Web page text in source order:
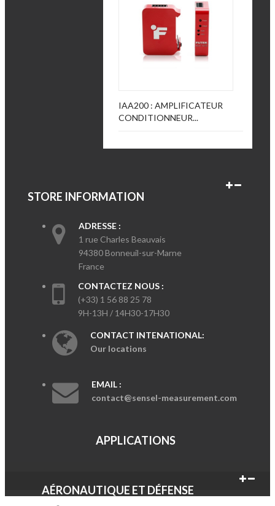
IAA200 : AMPLIFICATEUR
CONDITIONNEUR...
STORE INFORMATION
ADRESSE :
1 rue Charles Beauvais
94380 Bonneuil-sur-Marne
France
CONTACTEZ NOUS :
(+33) 1 56 88 25 78
9H-13H / 14H30-17H30
CONTACT INTENATIONAL:
Our locations
EMAIL :
contact@sensel-measurement.com
APPLICATIONS
AÉRONAUTIQUE ET DÉFENSE